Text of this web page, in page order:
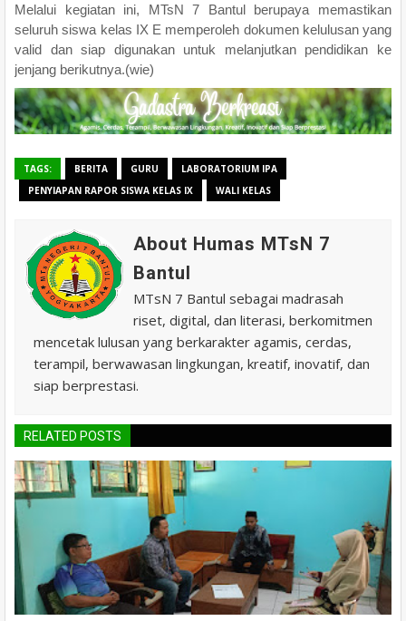
Melalui kegiatan ini, MTsN 7 Bantul berupaya memastikan
seluruh siswa kelas IX E memperoleh dokumen kelulusan yang
valid dan siap digunakan untuk melanjutkan pendidikan ke
jenjang berikutnya.(wie)
TAGS: BERITA GURU
LABORATORIUM IPA
PENYIAPAN RAPOR SISWA KELAS IX
WALI KELAS
About Humas MTsN 7
Bantul
MTsN 7 Bantul sebagai madrasah
riset, digital, dan literasi, berkomitmen
mencetak lulusan yang berkarakter agamis, cerdas,
terampil, berwawasan lingkungan, kreatif, inovatif, dan
siap berprestasi.
RELATED POSTS